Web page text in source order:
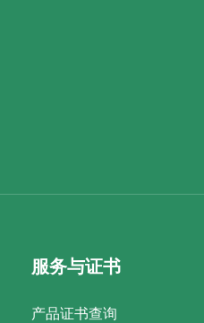
服务与证书
产品证书查询